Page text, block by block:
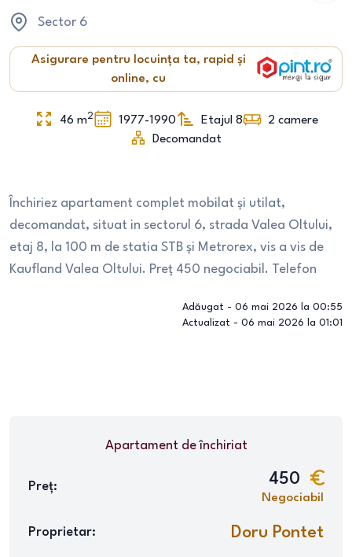
Sector 6
Asigurare pentru locuința ta, rapid și
online, cu
46 m2 1977-1990 Etajul 8 2 camere
Decomandat
Închiriez apartament complet mobilat și utilat,
decomandat, situat in sectorul 6, strada Valea Oltului,
etaj 8, la 100 m de statia STB și Metrorex, vis a vis de
Kaufland Valea Oltului. Preț 450 negociabil. Telefon
Adăugat - 06 mai 2026 la 00:55
Actualizat - 06 mai 2026 la 01:01
Apartamentde închiriat
Preț: 450
Negociabil
Proprietar: Doru Pontet